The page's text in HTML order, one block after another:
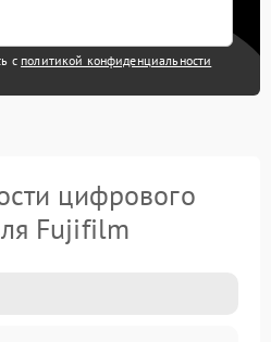
с политикой конфиденциальности
цифрового
Fujifilm